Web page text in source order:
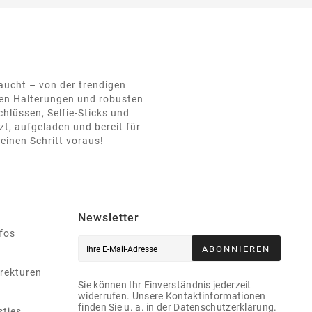
– von der trendigen
Halterungen und robusten
Selfie-Sticks und
aufgeladen und bereit für
Schritt voraus!
Newsletter
ABONNIEREN
Sie können Ihr Einverständnis jederzeit
widerrufen. Unsere Kontaktinformationen
finden Sie u. a. in der Datenschutzerklärung.